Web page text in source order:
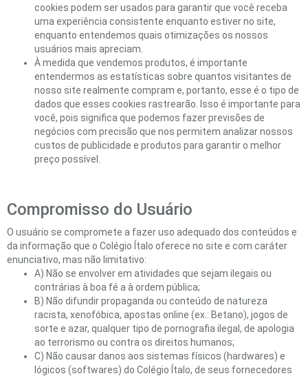
cookies podem ser usados ​​para garantir que você receba
uma experiência consistente enquanto estiver no site,
enquanto entendemos quais otimizações os nossos
usuários mais apreciam.
À medida que vendemos produtos, é importante
entendermos as estatísticas sobre quantos visitantes de
nosso site realmente compram e, portanto, esse é o tipo de
dados que esses cookies rastrearão. Isso é importante para
você, pois significa que podemos fazer previsões de
negócios com precisão que nos permitem analizar nossos
custos de publicidade e produtos para garantir o melhor
preço possível.
Compromisso do Usuário
O usuário se compromete a fazer uso adequado dos conteúdos e
da informação que o Colégio Ítalo oferece no site e com caráter
enunciativo, mas não limitativo:
A) Não se envolver em atividades que sejam ilegais ou
contrárias à boa fé a à ordem pública;
B) Não difundir propaganda ou conteúdo de natureza
racista, xenofóbica, apostas online (ex.: Betano), jogos de
sorte e azar, qualquer tipo de pornografia ilegal, de apologia
ao terrorismo ou contra os direitos humanos;
C) Não causar danos aos sistemas físicos (hardwares) e
lógicos (softwares) do Colégio Ítalo, de seus fornecedores